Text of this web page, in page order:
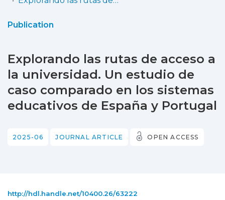
Statistics
Publication
Explorando las rutas de acceso a
la universidad. Un estudio de
caso comparado en los sistemas
educativos de España y Portugal
2025-06 JOURNAL ARTICLE OPEN ACCESS
http://hdl.handle.net/10400.26/63222